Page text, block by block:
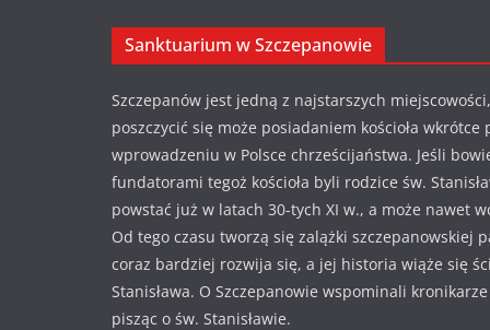
Sanktuarium w Szczepanowie
Szczepanów jest jedną z najstarszych
poszczycić się może posiadaniem kościoła wkrótce
wprowadzeniu w Polsce chrześcijaństwa. Jeśli
fundatorami tegoż kościoła byli rodzice św.
powstać już w latach 30-tych XI w., a może nawet
Od tego czasu tworzą się zalążki szczepanowskiej
coraz bardziej rozwija się, a jej historia wiąże się
Stanisława. O Szczepanowie wspominali
pisząc o św. Stanisławie.